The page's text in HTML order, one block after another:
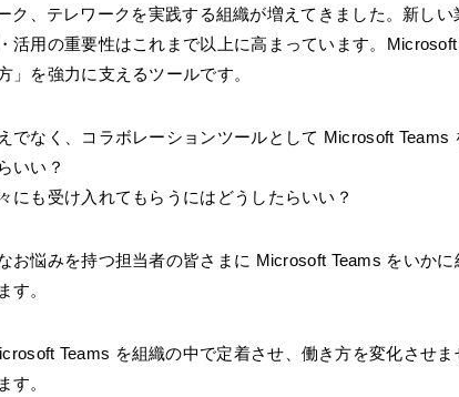
ク、テレワークを実践する組織が増えてきました。新しい
活用の重要性はこれまで以上に高まっています。Microsoft
」を強力に支えるツールです。
でなく、コラボレーションツールとして Microsoft Teams
いい？
にも受け入れてもらうにはどうしたらいい？
お悩みを持つ担当者の皆さまに Microsoft Teams をいかに
す。
Teams を組織の中で定着させ、働き方を変化させま
す。